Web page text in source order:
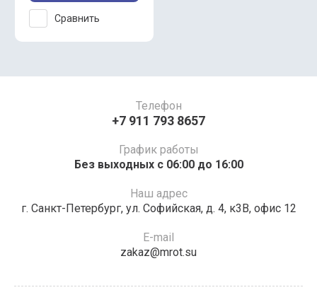
Сравнить
Телефон
+7 911 793 8657
График работы
Без выходных c 06:00 до 16:00
Наш адрес
г. Санкт-Петербург, ул. Софийская, д. 4, к3В, офис 12
E-mail
zakaz@mrot.su